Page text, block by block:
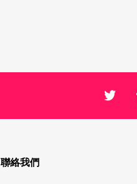
聯絡我們